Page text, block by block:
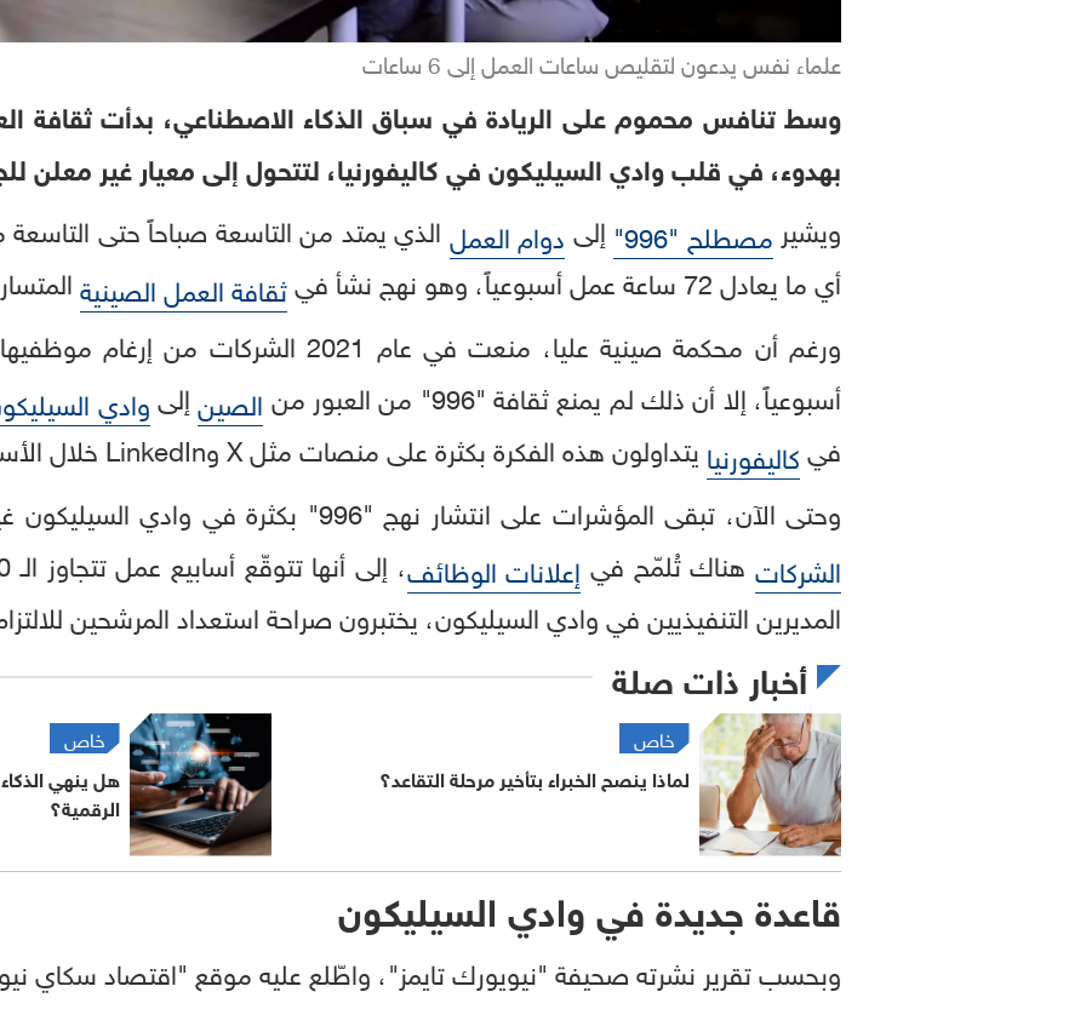
علماء نفس يدعون لتقليص ساعات العمل إلى 6 ساعات
بهدوء، في قلب وادي السيليكون في كاليفورنيا، لتتحول إلى معيار غير معلن
ويشير مصطلح "996" إلى دوام العمل الذي يمتد من التاسعة صباحاً حتى
أي ما يعادل 72 ساعة عمل أسبوعياً، وهو نهج نشأ في
ثقافة العمل الصينية
أسبوعياً، إلا أن ذلك لم يمنع ثقافة "996" من العبور من
الصينإلىوادي
فيكاليفورنيا يتداولون هذه الفكرة بكثرة على منصات مثل X وLinkedIn خلال الأسابيع الأخيرة.
وحتى الآن، تبقى المؤشرات على انتشار نهج "996" بكثرة في وادي السيليكون غير مؤكدة تماماً، إلا أن بعض
الشركاتهناك تُلمّح في إعلانات الوظائف
المديرين التنفيذيين في وادي السيليكون، يختبرون صراحة استعداد المرشحين
أخبار ذات صلة
خاص
لماذا ينصح الخبراء بتأخير مرحلة التقاعد؟
خاص
هل ينهي
الرقمية؟
قاعدة جديدة في وادي السيليكون
وبحسب تقرير نشرته صحيفة "نيويورك تايمز"، واطّلع عليه موقع "اقتصاد سكاي